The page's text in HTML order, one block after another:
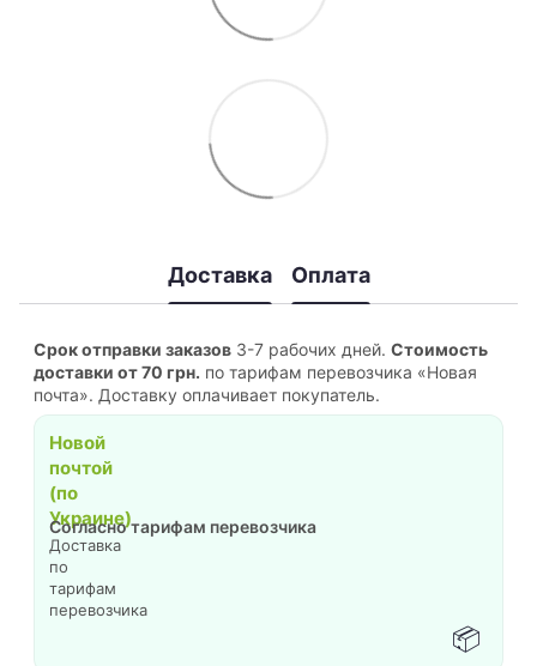
Доставка Оплата
Срок отправки заказов 3-7 рабочих дней. Стоимость
доставки от 70 грн. по тарифам перевозчика «Новая
почта». Доставку оплачивает покупатель.
📦
Новой
почтой
(по
Украине)
Доставка
по
тарифам
перевозчика
Согласно тарифам перевозчика